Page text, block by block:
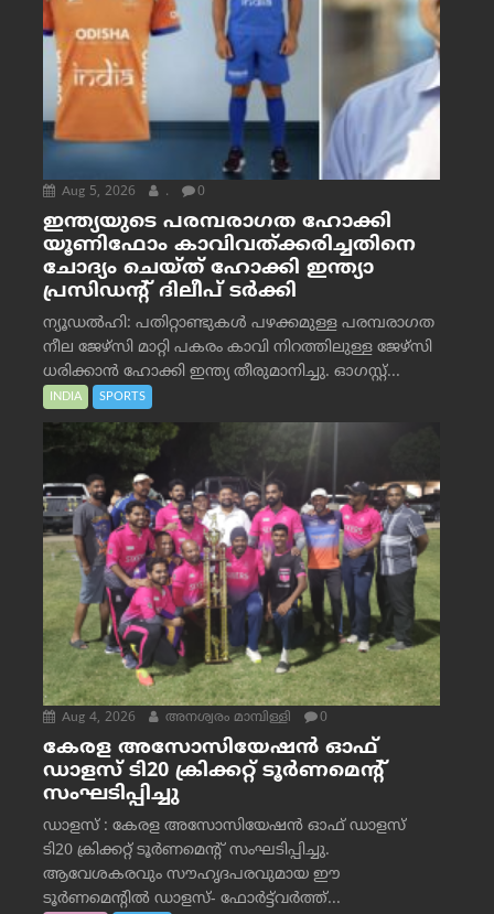
Aug 5, 2026 . 0
ഇന്ത്യയുടെ പരമ്പരാഗത ഹോക്കി
യൂണിഫോം കാവിവത്ക്കരിച്ചതിനെ
ചോദ്യം ചെയ്ത് ഹോക്കി ഇന്ത്യാ
പ്രസിഡന്റ് ദിലീപ് ടര്‍ക്കി
ന്യൂഡൽഹി: പതിറ്റാണ്ടുകൾ പഴക്കമുള്ള പരമ്പരാഗത
നീല ജേഴ്‌സി മാറ്റി പകരം കാവി നിറത്തിലുള്ള ജേഴ്‌സി
ധരിക്കാൻ ഹോക്കി ഇന്ത്യ തീരുമാനിച്ചു. ഓഗസ്റ്റ്...
INDIA SPORTS
Aug 4, 2026 അനശ്വരം മാമ്പിള്ളി 0
കേരള അസോസിയേഷൻ ഓഫ്
ഡാളസ് ടി20 ക്രിക്കറ്റ് ടൂർണമെന്റ്
സംഘടിപ്പിച്ചു
ഡാളസ് : കേരള അസോസിയേഷൻ ഓഫ് ഡാളസ്
ടി20 ക്രിക്കറ്റ് ടൂർണമെന്റ് സംഘടിപ്പിച്ചു.
ആവേശകരവും സൗഹൃദപരവുമായ ഈ
ടൂർണമെന്റിൽ ഡാളസ്- ഫോർട്ട്‌വര്‍ത്ത്...